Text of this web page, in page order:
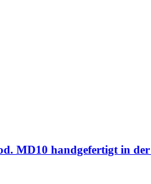
MD10 handgefertigt in